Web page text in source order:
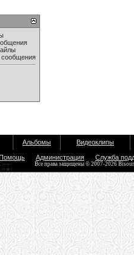
сообщения
Альбомы Видеоклипы
Администрация Служба
Все права защищены © 2007-2026